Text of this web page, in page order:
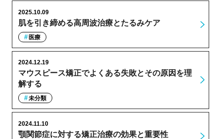
肌を引き締める高周波治療とたるみケア
2025.10.09
医療
マウスピース矯正でよくある失敗とその原因を理
解する
2024.12.19
未分類
顎関節症に対する矯正治療の効果と重要性
2024.11.10